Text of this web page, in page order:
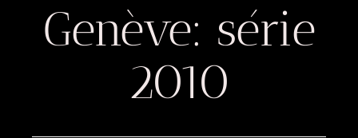
Genève: série
2010